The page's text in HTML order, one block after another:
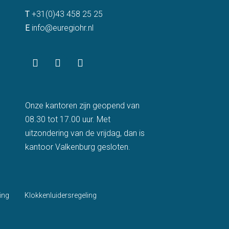
T +31(0)43 458 25 25
E info@euregiohr.nl
Onze kantoren zijn geopend van
08.30 tot 17.00 uur. Met
uitzondering van de vrijdag, dan is
kantoor Valkenburg gesloten.
Klokkenluidersregeling